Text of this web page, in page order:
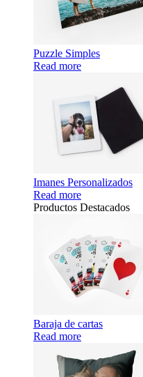
Puzzle Simples
Read more
Imanes Personalizados
Read more
Productos Destacados
Baraja de cartas
Read more